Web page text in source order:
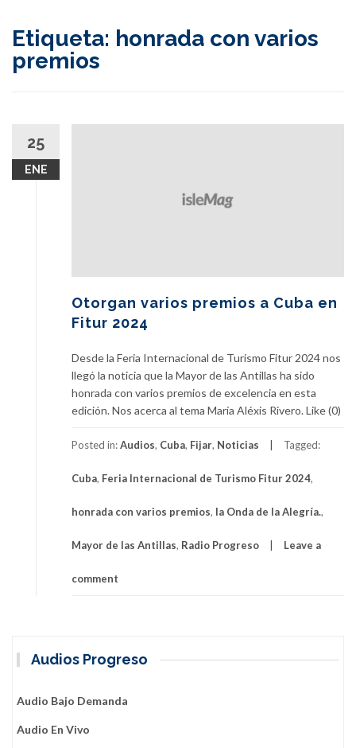
Etiqueta: honrada con varios
premios
25
ENE
Otorgan varios premios a Cuba en
Fitur 2024
Desde la Feria Internacional de Turismo Fitur 2024 nos
llegó la noticia que la Mayor de las Antillas ha sido
honrada con varios premios de excelencia en esta
edición. Nos acerca al tema María Aléxis Rivero. Like (0)
Posted in:Audios, Cuba, Fijar, Noticias Tagged:
Cuba, Feria Internacional de Turismo Fitur 2024,
honrada con varios premios, la Onda de la Alegría.,
Mayor de las Antillas, Radio Progreso Leave a
comment
Audios Progreso
Audio Bajo Demanda
Audio En Vivo